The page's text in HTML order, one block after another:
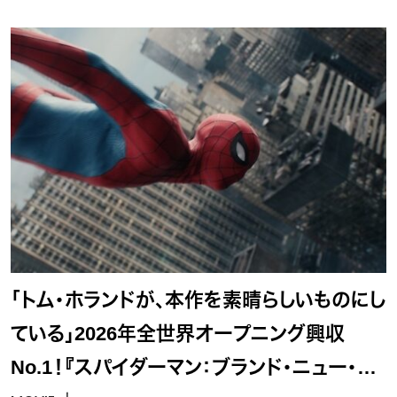
「トム・ホランドが、本作を素晴らしいものにし
ている」2026年全世界オープニング興収
No.1！『スパイダーマン：ブランド・ニュー・デ